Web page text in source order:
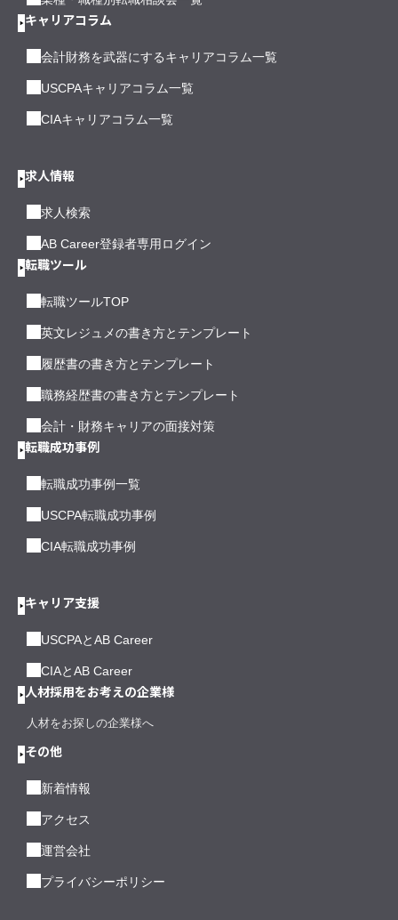
キャリアコラム
会計財務を武器にするキャリアコラム一覧
USCPAキャリアコラム一覧
CIAキャリアコラム一覧
求人情報
求人検索
AB Career登録者専用ログイン
転職ツール
転職ツールTOP
英文レジュメの書き方とテンプレート
履歴書の書き方とテンプレート
職務経歴書の書き方とテンプレート
会計・財務キャリアの面接対策
転職成功事例
転職成功事例一覧
USCPA転職成功事例
CIA転職成功事例
キャリア支援
USCPAとAB Career
CIAとAB Career
人材採用をお考えの企業様
人材をお探しの企業様へ
その他
新着情報
アクセス
運営会社
プライバシーポリシー